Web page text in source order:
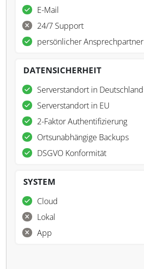
E-Mail
24/7 Support
persönlicher Ansprechpartner
DATENSICHERHEIT
Serverstandort in Deutschland
Serverstandort in EU
2-Faktor Authentifizierung
Ortsunabhängige Backups
DSGVO Konformität
SYSTEM
Cloud
Lokal
App